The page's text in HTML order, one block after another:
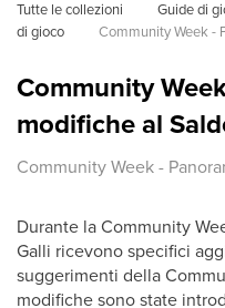
Tutte le collezioni Guide di
di gioco
Community Week -
Community
modifiche al
Community Week -
Durante la Community
Galli ricevono specifici
suggerimenti della
modifiche sono state